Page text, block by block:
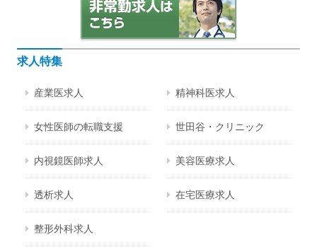
求人特集
産業医求人 精神科医求人
女性医師の転職支援 世田谷・クリニック
内視鏡医師求人 美容医療求人
透析求人 在宅医療求人
整形外科求人